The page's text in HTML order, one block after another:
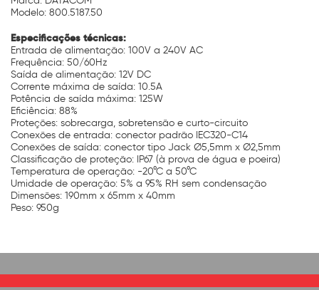
Modelo: 800.5187.50
Especificações técnicas:
Entrada de alimentação: 100V a 240V AC
Frequência: 50/60Hz
Saída de alimentação: 12V DC
Corrente máxima de saída: 10.5A
Potência de saída máxima: 125W
Eficiência: 88%
Proteções: sobrecarga, sobretensão e curto-circuito
Conexões de entrada: conector padrão IEC320-C14
Conexões de saída: conector tipo Jack Ø5,5mm x Ø2,5mm
Classificação de proteção: IP67 (à prova de água e poeira)
Temperatura de operação: -20°C a 50°C
Umidade de operação: 5% a 95% RH sem condensação
Dimensões: 190mm x 65mm x 40mm
Peso: 950g